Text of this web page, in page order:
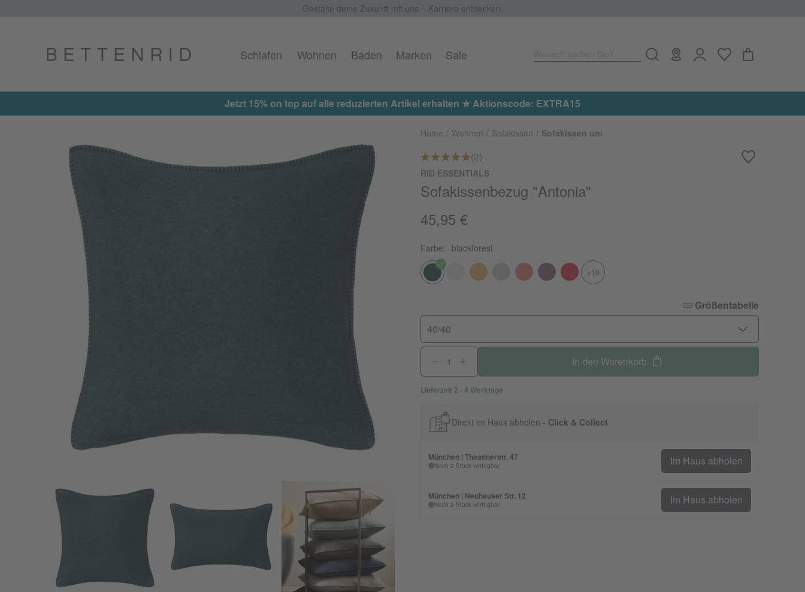
Gestalte deine Zukunft mit uns – Karriere entdecken.
Schlafen Wohnen Baden Marken Sale
Jetzt 15% on top auf alle reduzierten Artikel erhalten ★ Aktionscode: EXTRA15
Home Wohnen Sofakissen Sofakissen uni
(2)
RID ESSENTIALS
Sofakissenbezug "Antonia"
45,95 €
Farbe: blackforest
+10
Größentabelle
40/40
In den Warenkorb
Lieferzeit 2 - 4 Werktage
Direkt im Haus abholen - Click & Collect
München | Theatinerstr. 47
Noch 2 Stück verfügbar Im Haus abholen
München | Neuhauser Str. 12
Noch 2 Stück verfügbar Im Haus abholen